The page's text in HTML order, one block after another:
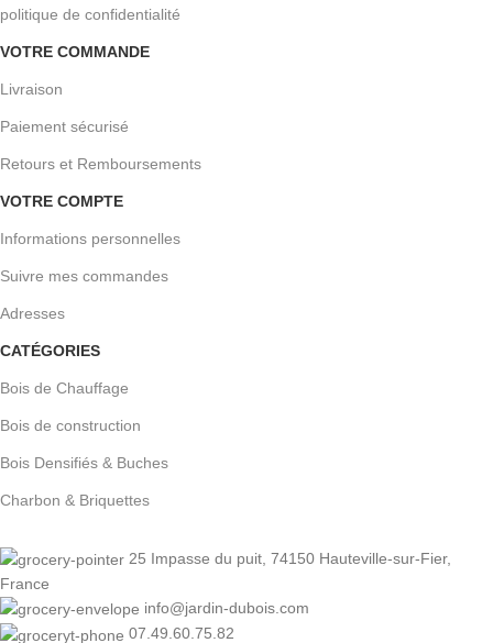
politique de confidentialité
VOTRE COMMANDE
Livraison
Paiement sécurisé
Retours et Remboursements
VOTRE COMPTE
Informations personnelles
Suivre mes commandes
Adresses
CATÉGORIES
Bois de Chauffage
Bois de construction
Bois Densifiés & Buches
Charbon & Briquettes
25 Impasse du puit, 74150 Hauteville-sur-Fier,
France
info@jardin-dubois.com
07.49.60.75.82